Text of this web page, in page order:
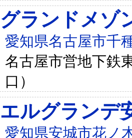
グランドメゾ
愛知県名古屋市千
名古屋市営地下鉄
口）
エルグランデ
愛知県安城市花ノ